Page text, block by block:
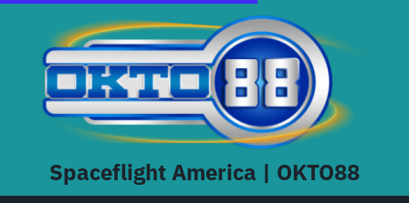
content
Spaceflight America | OKTO88